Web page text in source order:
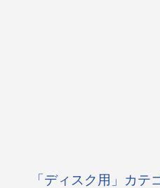
「ディスク用」カテ